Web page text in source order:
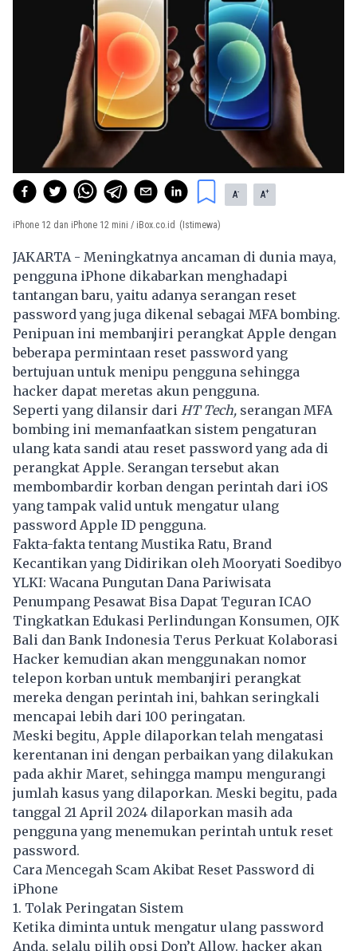
A- A+
iPhone 12 dan iPhone 12 mini / iBox.co.id (Istimewa)
JAKARTA - Meningkatnya ancaman di dunia maya,
pengguna iPhone dikabarkan menghadapi
tantangan baru, yaitu adanya serangan reset
password yang juga dikenal sebagai MFA bombing.
Penipuan ini membanjiri perangkat Apple dengan
beberapa permintaan reset password yang
bertujuan untuk menipu pengguna sehingga
hacker dapat meretas akun pengguna.
Seperti yang dilansir dari HT Tech, serangan MFA
bombing ini memanfaatkan sistem pengaturan
ulang kata sandi atau reset password yang ada di
perangkat Apple. Serangan tersebut akan
membombardir korban dengan perintah dari iOS
yang tampak valid untuk mengatur ulang
password Apple ID pengguna.
Fakta-fakta tentang Mustika Ratu, Brand
Kecantikan yang Didirikan oleh Mooryati Soedibyo
YLKI: Wacana Pungutan Dana Pariwisata
Penumpang Pesawat Bisa Dapat Teguran ICAO
Tingkatkan Edukasi Perlindungan Konsumen, OJK
Bali dan Bank Indonesia Terus Perkuat Kolaborasi
Hacker kemudian akan menggunakan nomor
telepon korban untuk membanjiri perangkat
mereka dengan perintah ini, bahkan seringkali
mencapai lebih dari 100 peringatan.
Meski begitu, Apple dilaporkan telah mengatasi
kerentanan ini dengan perbaikan yang dilakukan
pada akhir Maret, sehingga mampu mengurangi
jumlah kasus yang dilaporkan. Meski begitu, pada
tanggal 21 April 2024 dilaporkan masih ada
pengguna yang menemukan perintah untuk reset
password.
Cara Mencegah Scam Akibat Reset Password di
iPhone
1. Tolak Peringatan Sistem
Ketika diminta untuk mengatur ulang password
Anda, selalu pilih opsi Don’t Allow. hacker akan